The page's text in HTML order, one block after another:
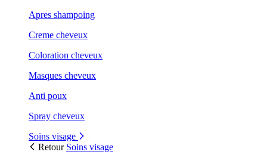
Apres shampoing
Creme cheveux
Coloration cheveux
Masques cheveux
Anti poux
Spray cheveux
Soins visage
Retour Soins visage